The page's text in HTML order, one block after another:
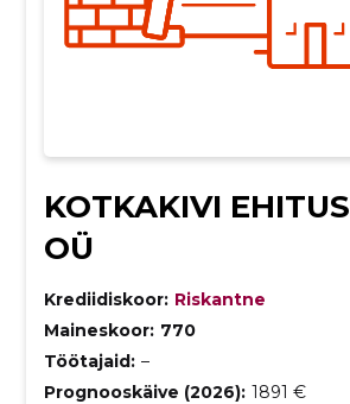
KOTKAKIVI EHITUS
OÜ
Krediidiskoor: Riskantne
Maineskoor: 770
Töötajaid: –
Prognooskäive (2026): 1891 €